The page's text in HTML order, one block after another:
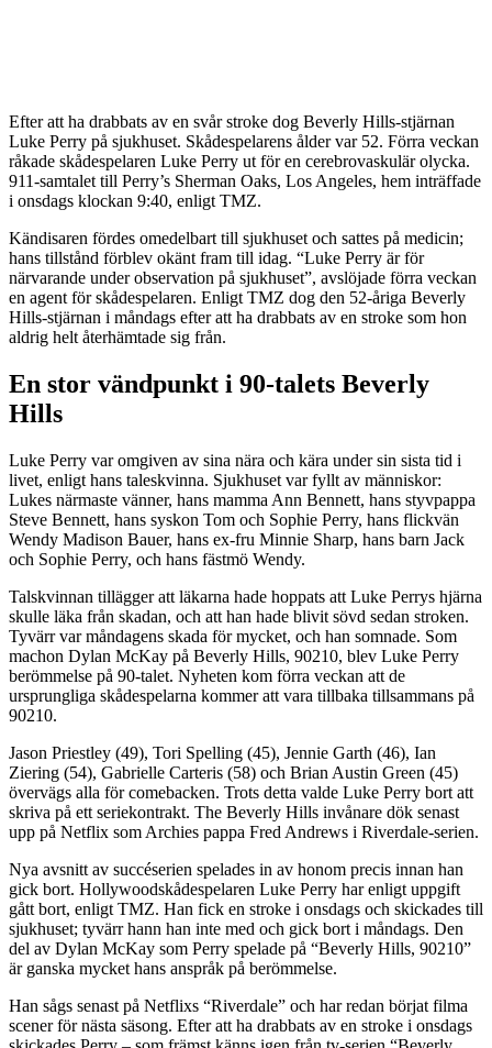
Efter att ha drabbats av en svår stroke dog Beverly Hills-stjärnan
Luke Perry på sjukhuset. Skådespelarens ålder var 52. Förra veckan
råkade skådespelaren Luke Perry ut för en cerebrovaskulär olycka.
911-samtalet till Perry’s Sherman Oaks, Los Angeles, hem inträffade
i onsdags klockan 9:40, enligt TMZ.
Kändisaren fördes omedelbart till sjukhuset och sattes på medicin;
hans tillstånd förblev okänt fram till idag. “Luke Perry är för
närvarande under observation på sjukhuset”, avslöjade förra veckan
en agent för skådespelaren. Enligt TMZ dog den 52-åriga Beverly
Hills-stjärnan i måndags efter att ha drabbats av en stroke som hon
aldrig helt återhämtade sig från.
En stor vändpunkt i 90-talets Beverly
Hills
Luke Perry var omgiven av sina nära och kära under sin sista tid i
livet, enligt hans taleskvinna. Sjukhuset var fyllt av människor:
Lukes närmaste vänner, hans mamma Ann Bennett, hans styvpappa
Steve Bennett, hans syskon Tom och Sophie Perry, hans flickvän
Wendy Madison Bauer, hans ex-fru Minnie Sharp, hans barn Jack
och Sophie Perry, och hans fästmö Wendy.
Talskvinnan tillägger att läkarna hade hoppats att Luke Perrys hjärna
skulle läka från skadan, och att han hade blivit sövd sedan stroken.
Tyvärr var måndagens skada för mycket, och han somnade. Som
machon Dylan McKay på Beverly Hills, 90210, blev Luke Perry
berömmelse på 90-talet. Nyheten kom förra veckan att de
ursprungliga skådespelarna kommer att vara tillbaka tillsammans på
90210.
Jason Priestley (49), Tori Spelling (45), Jennie Garth (46), Ian
Ziering (54), Gabrielle Carteris (58) och Brian Austin Green (45)
övervägs alla för comebacken. Trots detta valde Luke Perry bort att
skriva på ett seriekontrakt. The Beverly Hills invånare dök senast
upp på Netflix som Archies pappa Fred Andrews i Riverdale-serien.
Nya avsnitt av succéserien spelades in av honom precis innan han
gick bort. Hollywoodskådespelaren Luke Perry har enligt uppgift
gått bort, enligt TMZ. Han fick en stroke i onsdags och skickades till
sjukhuset; tyvärr hann han inte med och gick bort i måndags. Den
del av Dylan McKay som Perry spelade på “Beverly Hills, 90210”
är ganska mycket hans anspråk på berömmelse.
Han sågs senast på Netflixs “Riverdale” och har redan börjat filma
scener för nästa säsong. Efter att ha drabbats av en stroke i onsdags